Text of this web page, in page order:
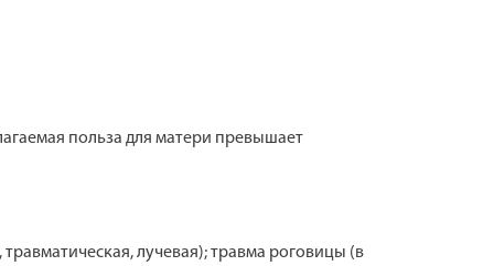
польза для матери превышает
лучевая); травма роговицы (в